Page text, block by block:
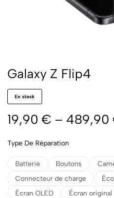
Galaxy Z Flip4
En stock
19,90 € – 489,90
Type De Réparation
Batterie Boutons
Connecteur de charge
Écran OLED
Écran original